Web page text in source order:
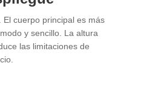
cuerpo principal es más
y sencillo. La altura
las limitaciones de